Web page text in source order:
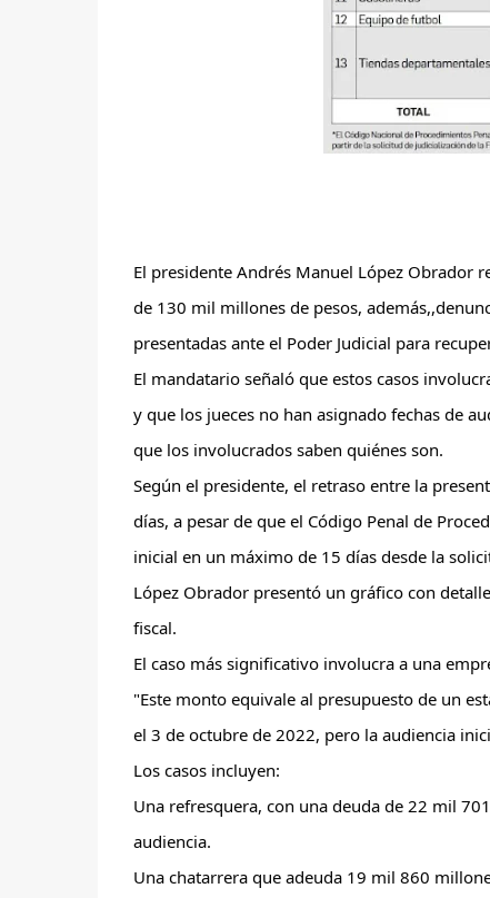
El presidente Andrés Manuel López Obrador
de 130 mil millones de pesos,
presentadas ante el Poder Judicial para
El mandatario señaló que estos casos
y que los jueces no han asignado fechas de
que los involucrados saben quiénes son.
Según el presidente, el retraso entre la
días, a pesar de que el Código Penal de
inicial en un máximo de 15 días desde la
López Obrador presentó un gráfico con
fiscal.
El caso más significativo involucra a una
"Este monto equivale al presupuesto de un
el 3 de octubre de 2022, pero la audiencia
Los casos incluyen:
Una refresquera, con una deuda de 22 mil
audiencia.
Una chatarrera que adeuda 19 mil 860